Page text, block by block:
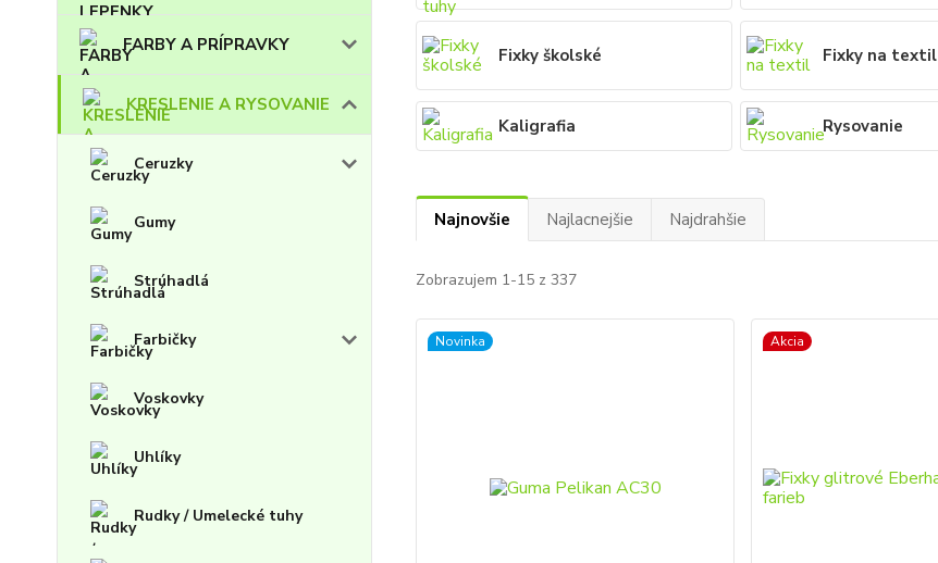
FARBY A PRÍPRAVKY
KRESLENIE A RYSOVANIE
Ceruzky
Gumy
Strúhadlá
Farbičky
Voskovky
Uhlíky
Rudky / Umelecké tuhy
Fixky školské Fixky na textil
Kaligrafia Rysovanie
Najnovšie Najlacnejšie Najdrahšie
Zobrazujem 1-15 z 337
Novinka Akcia